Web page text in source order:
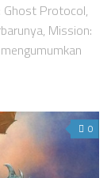
Ghost Protocol,
Mission:
0